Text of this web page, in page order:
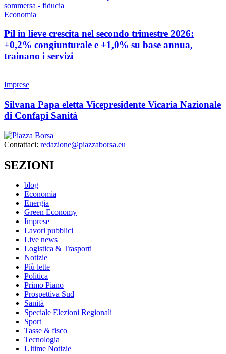
Economia
Pil in lieve crescita nel secondo trimestre 2026:
+0,2% congiunturale e +1,0% su base annua,
trainano i servizi
Imprese
Silvana Papa eletta Vicepresidente Vicaria Nazionale
di Confapi Sanità
Contattaci: redazione@piazzaborsa.eu
SEZIONI
blog
Economia
Energia
Green Economy
Imprese
Lavori pubblici
Live news
Logistica & Trasporti
Notizie
Più lette
Politica
Primo Piano
Prospettiva Sud
Sanità
Speciale Elezioni Regionali
Sport
Tasse & fisco
Tecnologia
Ultime Notizie